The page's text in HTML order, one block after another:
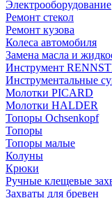
Электрооборудование
Ремонт стекол
Ремонт кузова
Колеса автомобиля
Замена масла и
Инструмент
Инструментальные
Молотки PICARD
Молотки HALDER
Топоры Ochsenkopf
Топоры
Топоры малые
Колуны
Крюки
Ручные клещевые
Захваты для бревен